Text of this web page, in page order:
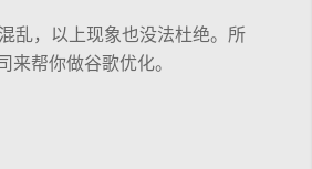
乱，以上现象也没法杜绝。所
来帮你做谷歌优化。